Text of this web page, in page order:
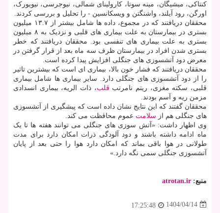
کنتاکی، میشیگان، مینه سوتا، کارولینای شمالی، نیوجرسی، نیویورک،
اورگن، رود آیلند، واشنگتن و ویسکانسین - را تحلیل و بررسی کردند.
محققان دریافتند که در مجموع، داده ها شامل بیشتر از ۱۳.۷ میلیون
بستری در بیمارستان به علت بیماری های قلبی و نزدیک به ۸ میلیون
بستری به علت بیماری های تنفسی بود. محققان دریافتند که خطر
بستری شدن افراد در بیمارستان ظرف سه ماه بعد از قرار گرفتن در
معرض دود آتشسوزی های جنگلی افزایش پیدا کرده است.
محققان دریافتند که فشار خون بالا، بیماری ای است که بیشترین تاثیر
را از دود آتشسوزی های جنگلی دارد. سایر بیماری ها شامل بیماری
قلبی، سکته مغزی، ریتم نامرتب قلب، ذات الریه، بیماری انسدادی
مزمن ریه و آسم بودند.
محققان گفتند که این نتایج نشان داده است که پیشگیری از آتشسوزی
های جنگلی هم از سلامت عموم محافظت می کند.
وی اظهار داشت: «آتش سوزی های جنگلی می توانند هفته ها تا یک
ماه ادامه داشته باشند و دود آلودگی ذرات امکان دارد برای مدت
طولانی در هوا باقی بماند که امکان دارد هوا را حتی بعد از پایان
آتشسوزی جنگلی سمی نگه دارد.»
منبع: atrotan.ir
1404/04/14
17:25:48